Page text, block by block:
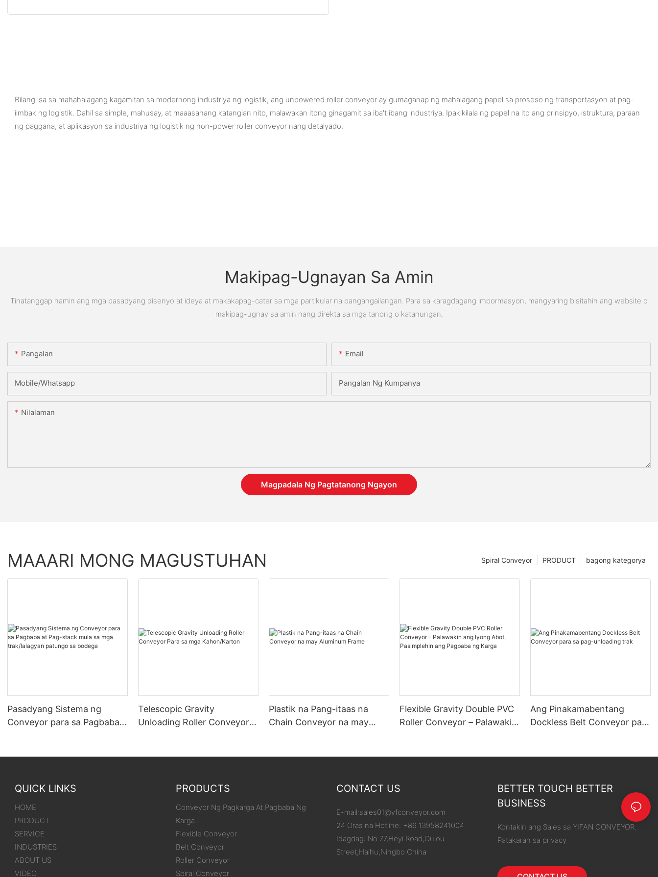
Bilang isa sa mahahalagang kagamitan sa modernong industriya ng logistik, ang unpowered roller conveyor ay gumaganap ng mahalagang papel sa proseso ng transportasyon at pag-
iimbak ng logistik. Dahil sa simple, mahusay, at maaasahang katangian nito, malawakan itong ginagamit sa iba't ibang industriya. Ipakikilala ng papel na ito ang prinsipyo, istruktura, paraan
ng paggana, at aplikasyon sa industriya ng logistik ng non-power roller conveyor nang detalyado.
Makipag-Ugnayan Sa Amin
Tinatanggap namin ang mga pasadyang disenyo at ideya at makakapag-cater sa mga partikular na pangangailangan. Para sa karagdagang impormasyon, mangyaring bisitahin ang website o
makipag-ugnay sa amin nang direkta sa mga tanong o katanungan.
Pangalan Email
Mobile/Whatsapp Pangalan Ng Kumpanya
Nilalaman
Magpadala Ng Pagtatanong Ngayon
MAAARI MONG MAGUSTUHAN bagong kategorya
PRODUCT
Spiral Conveyor
Pasadyang Sistema ng
Conveyor para sa Pagbaba
Telescopic Gravity
Unloading Roller Conveyor
Plastik na Pang-itaas na
Chain Conveyor na may
Flexible Gravity Double PVC
Roller Conveyor – Palawakin
Ang Pinakamabentang
Dockless Belt Conveyor para
QUICK LINKS
HOME
PRODUCT
SERVICE
INDUSTRIES
ABOUT US
VIDEO
PRODUCTS
Conveyor Ng Pagkarga At Pagbaba Ng
Karga
Flexible Conveyor
Belt Conveyor
Roller Conveyor
Spiral Conveyor
CONTACT US
E-mail:sales01@yfconveyor.com
24 Oras na Hotline: +86 13958241004
Idagdag: No.77,Heyi Road,Gulou
Street,Haihu,Ningbo China
BETTER TOUCH BETTER
BUSINESS
Kontakin ang Sales sa YIFAN CONVEYOR.
Patakaran sa privacy